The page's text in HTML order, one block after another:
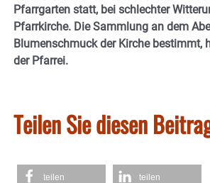
Pfarrgarten statt, bei schlechter
Pfarrkirche. Die Sammlung an dem
Blumenschmuck der Kirche bestimmt,
der Pfarrei.
Teilen Sie diesen
teilen teilen